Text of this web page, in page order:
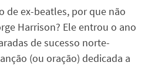
de ex-beatles, por que não
Harrison? Ele entrou o ano
de sucesso norte-
(ou oração) dedicada a